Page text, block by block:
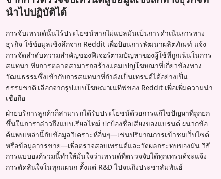
นำไปปฏิบัติได้
การจับเทรนด์นั้นไร้ประโยชน์หากไม่แปลมันเป็นการดำเนินการทาง
ธุรกิจ ใช้ข้อมูลเชิงลึกจาก Reddit เพื่อป้อนการพัฒนาผลิตภัณฑ์ แจ้ง
การจัดลำดับความสำคัญของฟีเจอร์ตามปัญหาของผู้ใช้ที่ถูกเน้นในการ
สนทนา ทีมการตลาดสามารถสร้างแคมเปญโฆษณาที่เกี่ยวข้องทาง
วัฒนธรรมซึ่งเข้ากับการสนทนาที่กำลังเป็นเทรนด์ได้อย่างเป็น
ธรรมชาติ เลือกจากรูปแบบโฆษณาเนทีฟของ Reddit เพื่อเพิ่มความน่า
เชื่อถือ
ฝ่ายบริการลูกค้าก็สามารถได้รับประโยชน์ด้วยการแก้ไขปัญหาที่ถูกยก
ขึ้นในการกล่าวถึงแบบเรียลไทม์ ปกป้องชื่อเสียงของแบรนด์ ผนวกข้อ
ค้นพบเหล่านี้กับข้อมูลวิเคราะห์อื่นๆ—เช่นปริมาณการเข้าชมเว็บไซต์
หรือข้อมูลการขาย—เพื่อตรวจสอบเทรนด์และวัดผลกระทบของมัน วิธี
การแบบองค์รวมนี้ทำให้มั่นใจว่าเทรนด์ที่ตรวจจับได้ทุกเทรนด์จะแจ้ง
การตัดสินใจในทุกแผนก ตั้งแต่ R&D ไปจนถึงประชาสัมพันธ์